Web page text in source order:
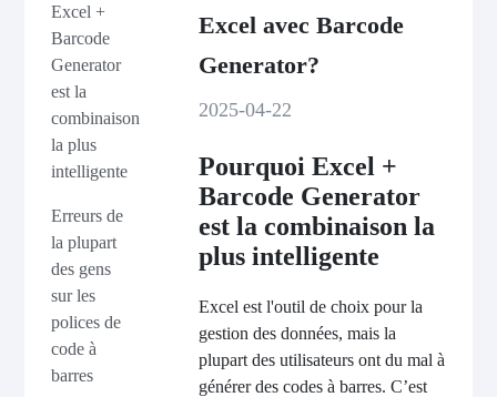
Excel +
Barcode
Generator
est la
combinaison
la plus
intelligente
Erreurs de
la plupart
des gens
sur les
polices de
code à
barres
Excel avec Barcode
Generator?
2025-04-22
Pourquoi Excel +
Barcode Generator
est la combinaison la
plus intelligente
Excel est l'outil de choix pour la
gestion des données, mais la
plupart des utilisateurs ont du mal à
générer des codes à barres. C’est